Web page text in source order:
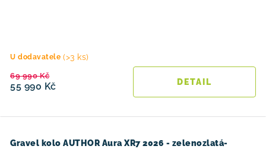
U dodavatele (>3 ks)
55 990 Kč
69 990 Kč
Gravel kolo AUTHOR Aura XR7 2026 - zelenozlatá-